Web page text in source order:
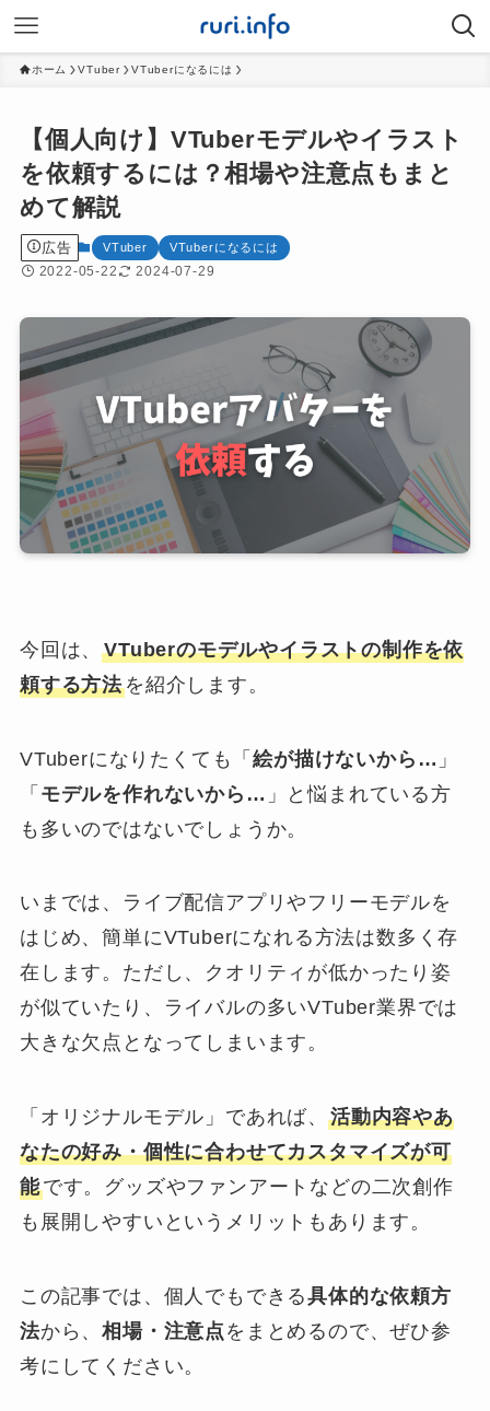
ホーム VTuber VTuberになるには
【個人向け】VTuberモデルやイラスト
を依頼するには？相場や注意点もまと
めて解説
広告 VTuber VTuberになるには
2022-05-22 2024-07-29
今回は、VTuberのモデルやイラストの制作を依
頼する方法を紹介します。
VTuberになりたくても「絵が描けないから… 」
「 モデルを作れないから… 」と悩まれている方
も多いのではないでしょうか。
いまでは、ライブ配信アプリやフリーモデルを
はじめ、簡単にVTuberになれる方法は数多く存
在します。ただし、クオリティが低かったり姿
が似ていたり、ライバルの多いVTuber業界では
大きな欠点となってしまいます。
「オリジナルモデル」であれば、活動内容やあ
なたの好み・個性に合わせてカスタマイズが可
能です。グッズやファンアートなどの二次創作
も展開しやすいというメリットもあります。
この記事では、個人でもできる具体的な依頼方
法から、相場・注意点 をまとめるので、ぜひ参
考にしてください。